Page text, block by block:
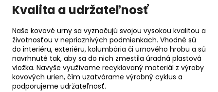
Kvalita a udržateľnosť
Naše kovové urny sa vyznačujú svojou vysokou kvalitou a
životnosťou v nepriaznivých podmienkach. Vhodné sú
do interiéru, exteriéru, kolumbária či urnového hrobu a sú
navrhnuté tak, aby sa do nich zmestila úradná plastová
vložka. Navyše využívame recyklovaný materiál z výroby
kovových urien, čím uzatvárame výrobný cyklus a
podporujeme udržateľnosť.